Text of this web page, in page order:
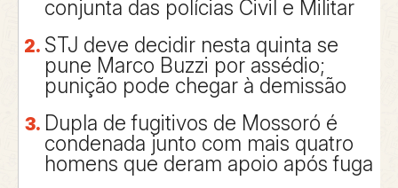
conjunta das polícias Civil e Militar
STJ deve decidir nesta quinta se
pune Marco Buzzi por assédio;
punição pode chegar à demissão
Dupla de fugitivos de Mossoró é
condenada junto com mais quatro
homens que deram apoio após fuga